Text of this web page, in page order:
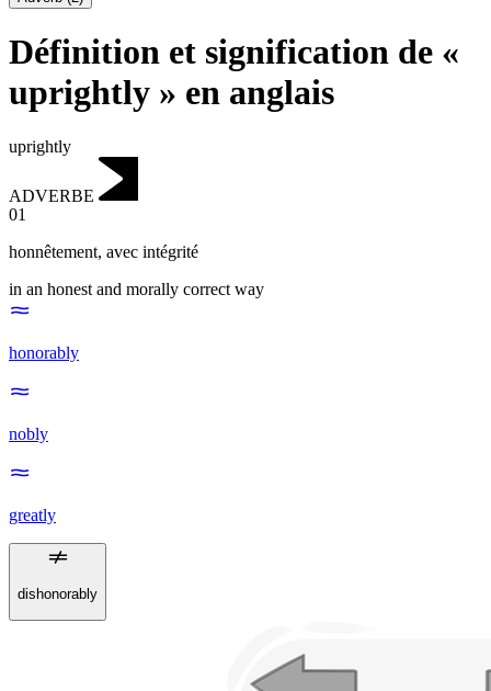
Définition et signification de «
uprightly » en anglais
uprightly
ADVERBE
01
honnêtement, avec intégrité
in an honest and morally correct way
honorably
nobly
greatly
dishonorably